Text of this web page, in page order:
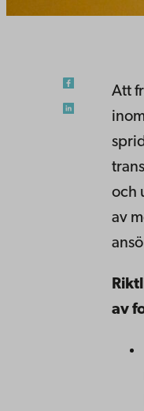
Att
och
av
av